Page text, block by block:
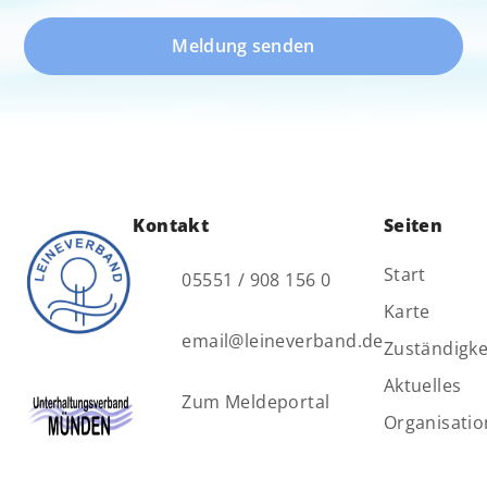
Meldung senden
Kontakt
05551 / 908 156 0
email@leineverband.de
Zum Meldeportal
Seiten
Start
Karte
Aktuelles